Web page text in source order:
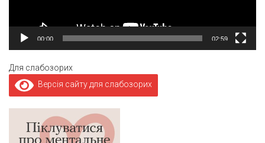
00:00 02:59
Для слабозорих
Версія сайту для слабозорих